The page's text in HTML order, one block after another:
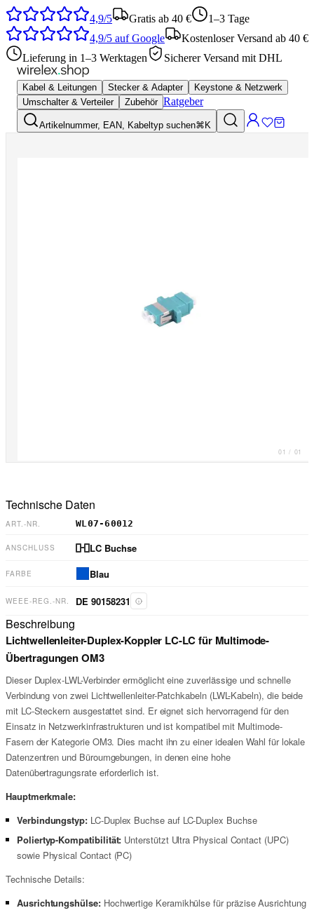
4,9/5 Gratis ab 40 €
1–3 Tage
4,9/5 auf Google
Kostenloser Versand ab 40 €
Lieferung in 1–3 Werktagen
Sicherer Versand mit DHL
Kabel & Leitungen Stecker & Adapter
Keystone & Netzwerk
Umschalter & Verteiler
Zubehör Ratgeber
Artikelnummer, EAN, Kabeltyp suchen⌘K
01 / 01
Technische Daten
ART.-NR. WL07-60012
ANSCHLUSS LC Buchse
FARBE Blau
WEEE-REG.-NR. DE 90158231
Beschreibung
Lichtwellenleiter-Duplex-Koppler LC-LC für Multimode-
Übertragungen OM3
Dieser Duplex-LWL-Verbinder ermöglicht eine zuverlässige und schnelle
Verbindung von zwei Lichtwellenleiter-Patchkabeln (LWL-Kabeln), die beide
mit LC-Steckern ausgestattet sind. Er eignet sich hervorragend für den
Einsatz in Netzwerkinfrastrukturen und ist kompatibel mit Multimode-
Fasern der Kategorie OM3. Dies macht ihn zu einer idealen Wahl für lokale
Datenzentren und Büroumgebungen, in denen eine hohe
Datenübertragungsrate erforderlich ist.
Hauptmerkmale:
Verbindungstyp: LC-Duplex Buchse auf LC-Duplex Buchse
Poliertyp-Kompatibilität: Unterstützt Ultra Physical Contact (UPC)
sowie Physical Contact (PC)
Technische Details:
Ausrichtungshülse:Hochwertige Keramikhülse für präzise Ausrichtung